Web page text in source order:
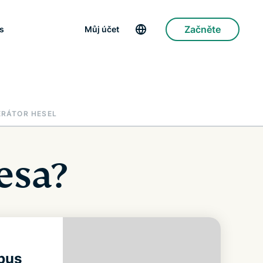
Můj účet Začněte
HESEL